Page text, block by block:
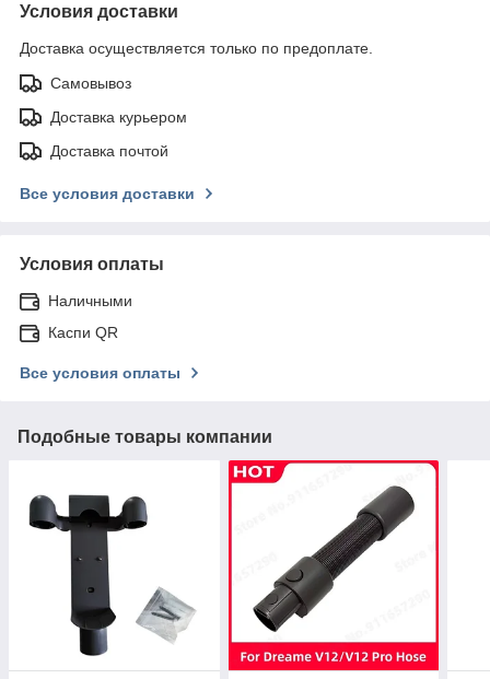
Условия доставки
Доставка осуществляется только по предоплате.
Самовывоз
Доставка курьером
Доставка почтой
Все условия доставки
Условия оплаты
Наличными
Каспи QR
Все условия оплаты
Подобные товары компании